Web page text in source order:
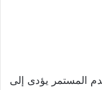
المستمر يؤدى إلى